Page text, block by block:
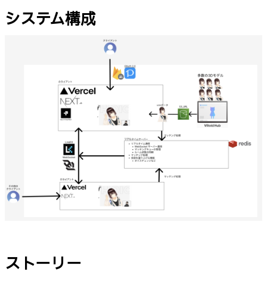
システム構成
ストーリー